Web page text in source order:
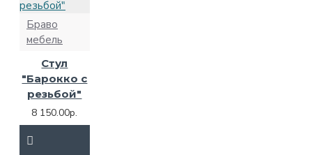
Браво
мебель
Стул
"Барокко с
резьбой"
8 150.00р.